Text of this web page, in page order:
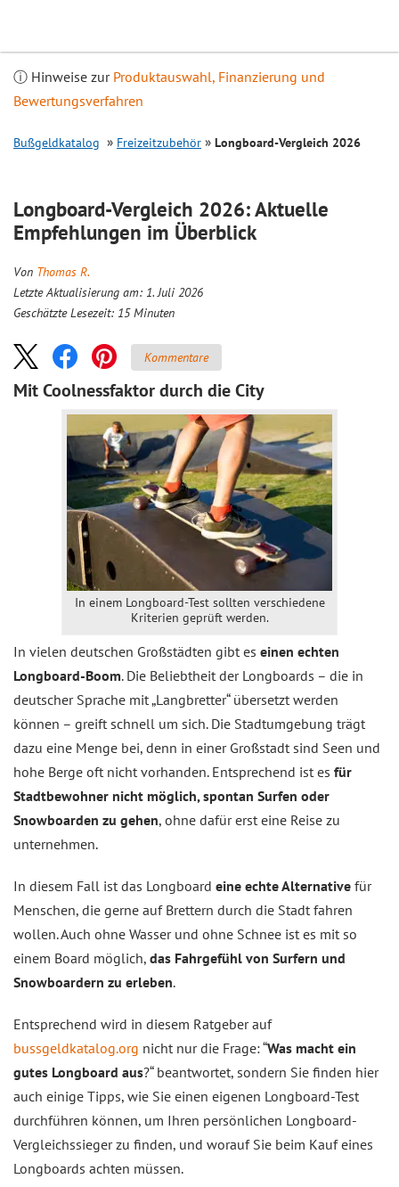
ⓘ Hinweise zur Produktauswahl, Finanzierung und
Bewertungsverfahren
Bußgeldkatalog Freizeitzubehör Longboard-Vergleich 2026
Longboard-Vergleich 2026: Aktuelle
Empfehlungen im Überblick
Von Thomas R.
Letzte Aktualisierung am: 1. Juli 2026
Geschätzte Lesezeit: 15 Minuten
Kommentare
Mit Coolnessfaktor durch die City
In einem Longboard-Test sollten verschiedene
Kriterien geprüft werden.
In vielen deutschen Großstädten gibt es einen echten
Longboard-Boom. Die Beliebtheit der Longboards – die in
deutscher Sprache mit „Langbretter“ übersetzt werden
können – greift schnell um sich. Die Stadtumgebung trägt
dazu eine Menge bei, denn in einer Großstadt sind Seen und
hohe Berge oft nicht vorhanden. Entsprechend ist es für
Stadtbewohner nicht möglich, spontan Surfen oder
Snowboarden zu gehen, ohne dafür erst eine Reise zu
unternehmen.
In diesem Fall ist das Longboard eine echte Alternative für
Menschen, die gerne auf Brettern durch die Stadt fahren
wollen. Auch ohne Wasser und ohne Schnee ist es mit so
einem Board möglich, das Fahrgefühl von Surfern und
Snowboardern zu erleben.
Entsprechend wird in diesem Ratgeber auf
bussgeldkatalog.org nicht nur die Frage: “Was macht ein
gutes Longboard aus?“ beantwortet, sondern Sie finden hier
auch einige Tipps, wie Sie einen eigenen Longboard-Test
durchführen können, um Ihren persönlichen Longboard-
Vergleichssieger zu finden, und worauf Sie beim Kauf eines
Longboards achten müssen.